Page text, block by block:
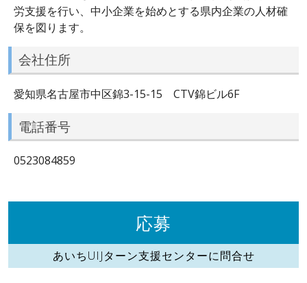
労支援を行い、中小企業を始めとする県内企業の人材確
保を図ります。
会社住所
愛知県名古屋市中区錦3-15-15 CTV錦ビル6F
電話番号
0523084859
応募
あいちUIJターン支援センターに問合せ